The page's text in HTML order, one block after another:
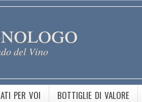
del Vino
PER VOI BOTTIGLIE DI VALORE